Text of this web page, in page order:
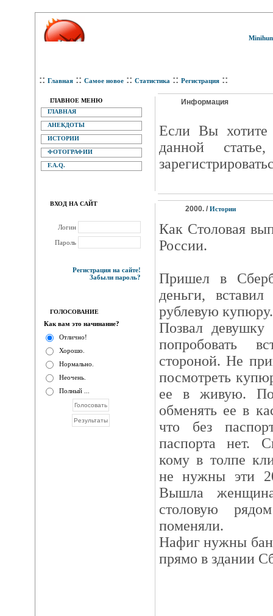
:: Главная :: Самое новое :: Статистика :: Регистрация ::
ГЛАВНОЕ МЕНЮ
ГЛАВНАЯ
АНЕКДОТЫ
ИСТОРИИ
ФОТОГРАФИИ
F.A.Q.
ВХОД НА САЙТ
Логин
Пароль
Регистрация на сайте!
Забыли пароль?
ГОЛОСОВАНИЕ
Как вам это начинание?
Отлично!
Хорошо.
Нормально.
Неочень.
Полный ...
Информация
Eсли Вы хотите
данной
2000. / Истории
Как Столовая
России.
Пришел в
деньги,
рублевую
Позвал девушку
попробовать
стороной. Не
посмотреть
ее в живую.
обменять ее в
что без
паспорта нет.
кому в толпе
не нужны эти
Вышла
столовую
поменяли.
Нафиг нужны
прямо в здании